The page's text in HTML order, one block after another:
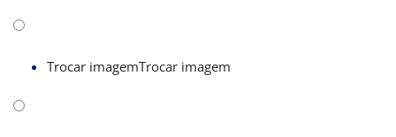
Trocar imagemTrocar imagem